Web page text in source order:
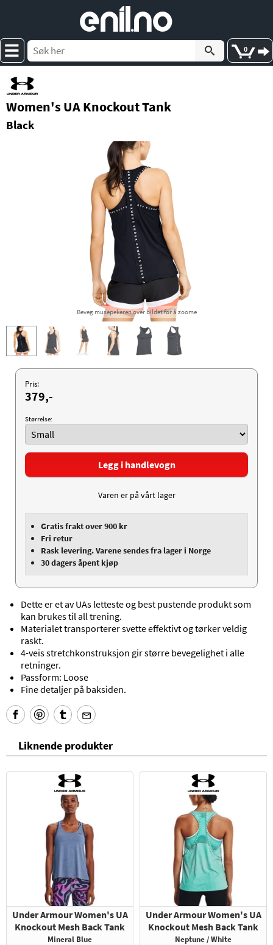
enil no
0
Women's UA Knockout Tank
Black
Beveg musepekeren over bildet for å zoome
Pris:
379,-
Størrelse:
Legg i handlevogn
Varen er på vårt lager
Gratis frakt over 900 kr
Fri retur
Rask levering. Varene sendes fra lager i Norge
30 dagers åpent kjøp
Dette er et av UAs letteste og best pustende produkt som
kan brukes til all trening.
Materialet transporterer svette effektivt og tørker veldig
raskt.
4-veis stretchkonstruksjon gir større bevegelighet i alle
retninger.
Passform: Loose
Fine detaljer på baksiden.
Liknende produkter
Under Armour Women's UA
Knockout Mesh Back Tank
Mineral Blue
Under Armour Women's UA
Knockout Mesh Back Tank
Neptune / White